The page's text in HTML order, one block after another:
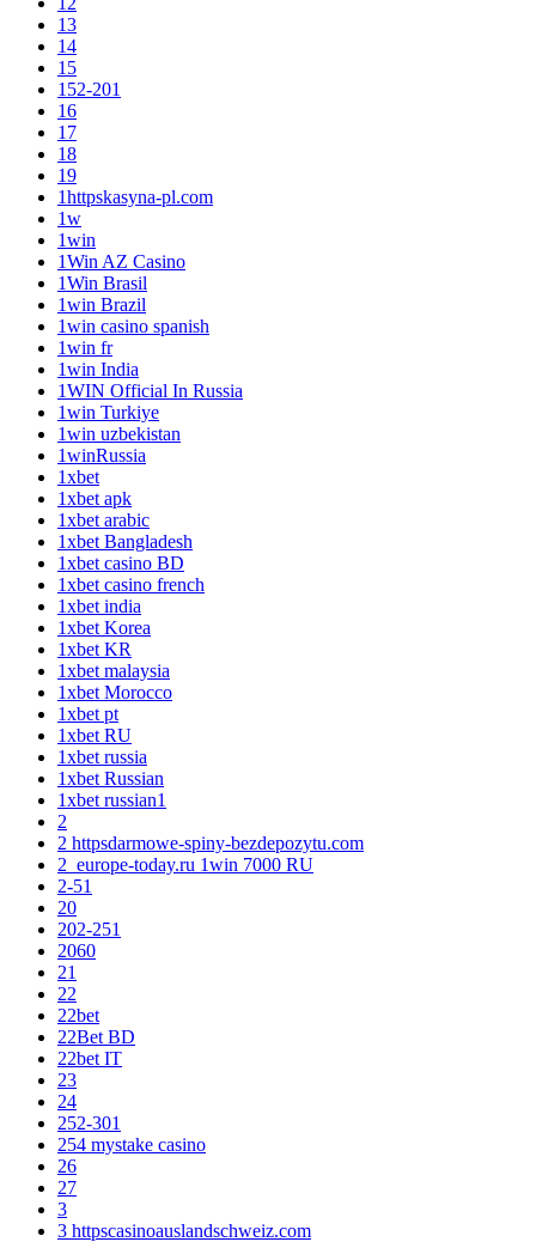
13
14
15
152-201
16
17
18
19
1httpskasyna-pl.com
1w
1win
1Win AZ Casino
1Win Brasil
1win Brazil
1win casino spanish
1win fr
1win India
1WIN Official In Russia
1win Turkiye
1win uzbekistan
1winRussia
1xbet
1xbet apk
1xbet arabic
1xbet Bangladesh
1xbet casino BD
1xbet casino french
1xbet india
1xbet Korea
1xbet KR
1xbet malaysia
1xbet Morocco
1xbet pt
1xbet RU
1xbet russia
1xbet Russian
1xbet russian1
2
2 httpsdarmowe-spiny-bezdepozytu.com
2_europe-today.ru 1win 7000 RU
2-51
20
202-251
2060
21
22
22bet
22Bet BD
22bet IT
23
24
252-301
254 mystake casino
26
27
3
3 httpscasinoauslandschweiz.com